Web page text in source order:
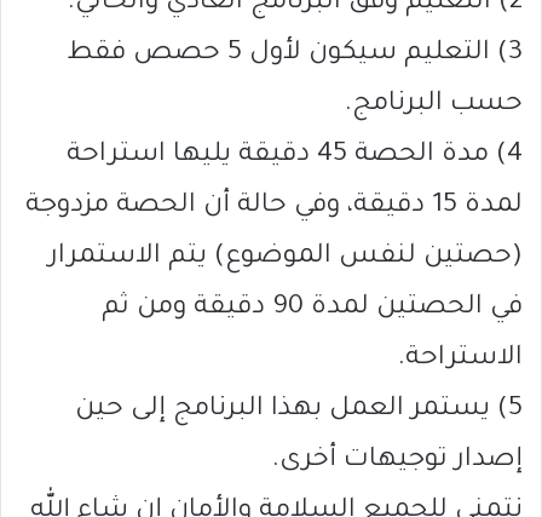
3) التعليم سيكون لأول 5 حصص فقط
حسب البرنامج.
4) مدة الحصة 45 دقيقة يليها استراحة
لمدة 15 دقيقة، وفي حالة أن الحصة مزدوجة
(حصتين لنفس الموضوع) يتم الاستمرار
في الحصتين لمدة 90 دقيقة ومن ثم
الاستراحة.
5) يستمر العمل بهذا البرنامج إلى حين
إصدار توجيهات أخرى.